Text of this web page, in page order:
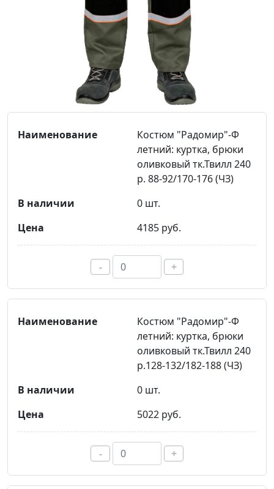
Костюм "Радомир"-Ф
летний: куртка, брюки
оливковый тк.Твилл 240
р. 88-92/170-176 (ЧЗ)
0 шт.
4185 руб.
- +
Костюм "Радомир"-Ф
летний: куртка, брюки
оливковый тк.Твилл 240
р.128-132/182-188 (ЧЗ)
0 шт.
5022 руб.
- +